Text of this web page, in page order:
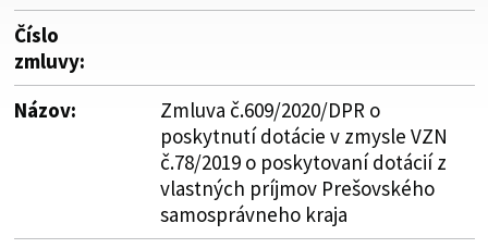
Číslo
zmluvy:
Názov:
Zmluva č.609/2020/DPR o
poskytnutí dotácie v zmysle VZN
č.78/2019 o poskytovaní dotácií z
vlastných príjmov Prešovského
samosprávneho kraja